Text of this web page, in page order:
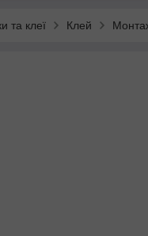
та клеї Клей